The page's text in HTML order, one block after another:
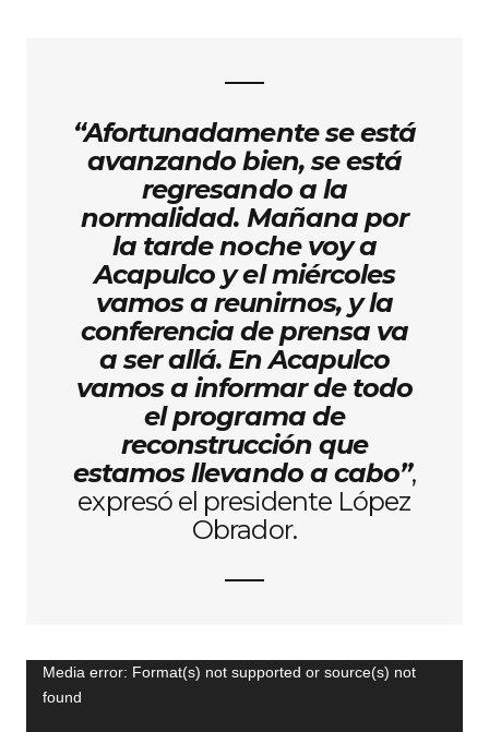
“Afortunadamente se está
avanzando bien, se está
regresando a la
normalidad. Mañana por
la tarde noche voy a
Acapulco y el miércoles
vamos a reunirnos, y la
conferencia de prensa va
a ser allá. En Acapulco
vamos a informar de todo
el programa de
reconstrucción que
estamos llevando a cabo”,
expresó el presidente López
Obrador.
Reproductor
de
Media error: Format(s) not supported or source(s) not
found